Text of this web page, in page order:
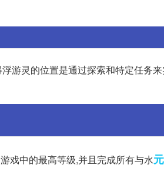
游灵的位置是通过探索和特定任务
戏中的最高等级,并且完成所有与水